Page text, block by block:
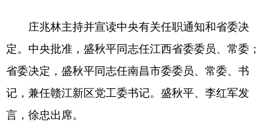
地方频道
辽宁 吉林 上海 江苏
浙江
庄兆林主持并宣读中央有关任职通知和省委决
定。中央批准，盛秋平同志任江西省委委员、常委；
省委决定，盛秋平同志任南昌市委委员、常委、书
记，兼任赣江新区党工委书记。盛秋平、李红军发
言，徐忠出席。